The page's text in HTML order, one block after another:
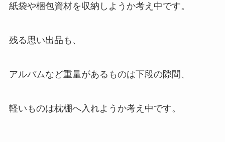
紙袋や梱包資材を収納しようか考え中です。
残る思い出品も、
アルバムなど重量があるものは下段の隙間、
軽いものは枕棚へ入れようか考え中です。